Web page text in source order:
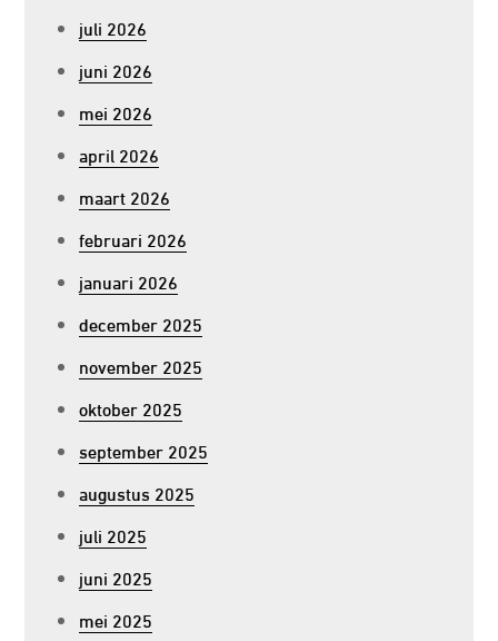
juli 2026
juni 2026
mei 2026
april 2026
maart 2026
februari 2026
januari 2026
december 2025
november 2025
oktober 2025
september 2025
augustus 2025
juli 2025
juni 2025
mei 2025